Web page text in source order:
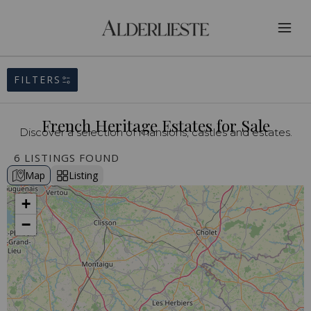
FILTERS
French Heritage Estates for Sale
Discover a selection of mansions, castles and estates.
6 LISTINGS FOUND
Map Listing
+
−